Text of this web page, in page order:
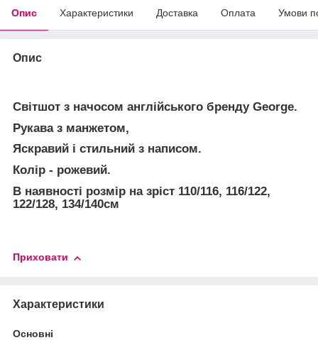
Опис Характеристики Доставка Оплата Умови
Опис
Світшот з начосом англійського бренду George.
Рукава з манжетом,
Яскравий і стильний з написом.
Колір - рожевий.
В наявності розмір на зріст 110/116, 116/122,
122/128, 134/140см
Приховати
Характеристики
Основні